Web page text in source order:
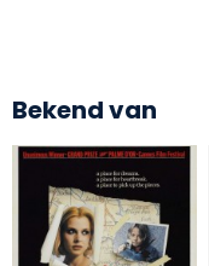
Bekend van